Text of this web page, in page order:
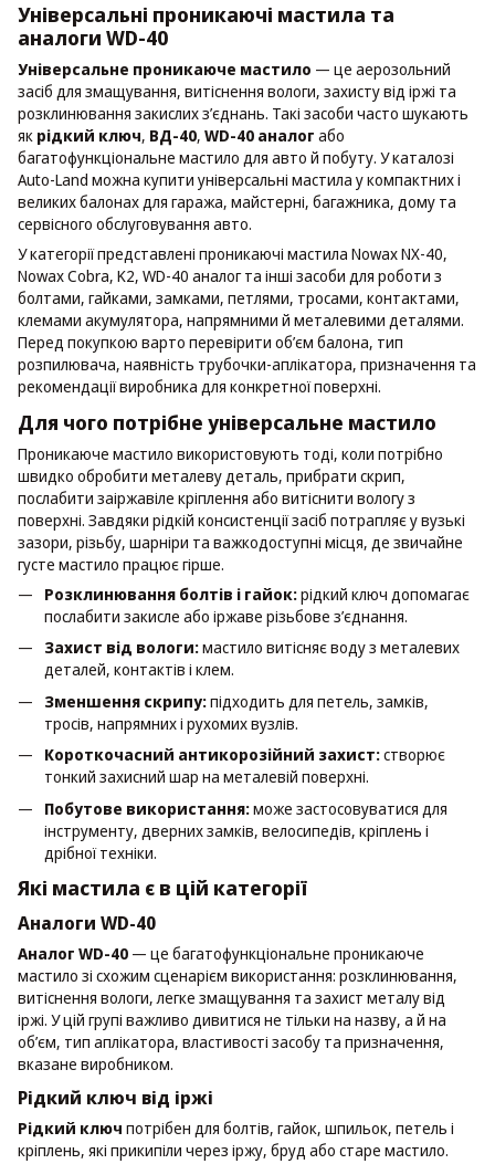
Універсальні проникаючі мастила та
аналоги WD-40
Універсальне проникаюче мастило — це аерозольний
засіб для змащування, витіснення вологи, захисту від іржі та
розклинювання закислих з’єднань. Такі засоби часто шукають
як рідкий ключ, ВД-40, WD-40 аналог або
багатофункціональне мастило для авто й побуту. У каталозі
Auto-Land можна купити універсальні мастила у компактних і
великих балонах для гаража, майстерні, багажника, дому та
сервісного обслуговування авто.
У категорії представлені проникаючі мастила Nowax NX-40,
Nowax Cobra, K2, WD-40 аналог та інші засоби для роботи з
болтами, гайками, замками, петлями, тросами, контактами,
клемами акумулятора, напрямними й металевими деталями.
Перед покупкою варто перевірити об’єм балона, тип
розпилювача, наявність трубочки-аплікатора, призначення та
рекомендації виробника для конкретної поверхні.
Для чого потрібне універсальне мастило
Проникаюче мастило використовують тоді, коли потрібно
швидко обробити металеву деталь, прибрати скрип,
послабити заіржавіле кріплення або витіснити вологу з
поверхні. Завдяки рідкій консистенції засіб потрапляє у вузькі
зазори, різьбу, шарніри та важкодоступні місця, де звичайне
густе мастило працює гірше.
Розклинювання болтів і гайок:рідкий ключ допомагає
послабити закисле або іржаве різьбове з’єднання.
Захист від вологи:мастило витісняє воду з металевих
деталей, контактів і клем.
Зменшення скрипу:підходить для петель, замків,
тросів, напрямних і рухомих вузлів.
Короткочасний антикорозійний захист:створює
тонкий захисний шар на металевій поверхні.
Побутове використання:може застосовуватися для
інструменту, дверних замків, велосипедів, кріплень і
дрібної техніки.
Які мастила є в цій категорії
Аналоги WD-40
Аналог WD-40 — це багатофункціональне проникаюче
мастило зі схожим сценарієм використання: розклинювання,
витіснення вологи, легке змащування та захист металу від
іржі. У цій групі важливо дивитися не тільки на назву, а й на
об’єм, тип аплікатора, властивості засобу та призначення,
вказане виробником.
Рідкий ключ від іржі
Рідкий ключ потрібен для болтів, гайок, шпильок, петель і
кріплень, які прикипіли через іржу, бруд або старе мастило.